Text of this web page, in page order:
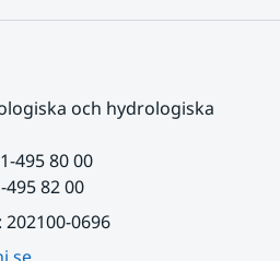
och hydrologiska
495 80 00
82 00
0696